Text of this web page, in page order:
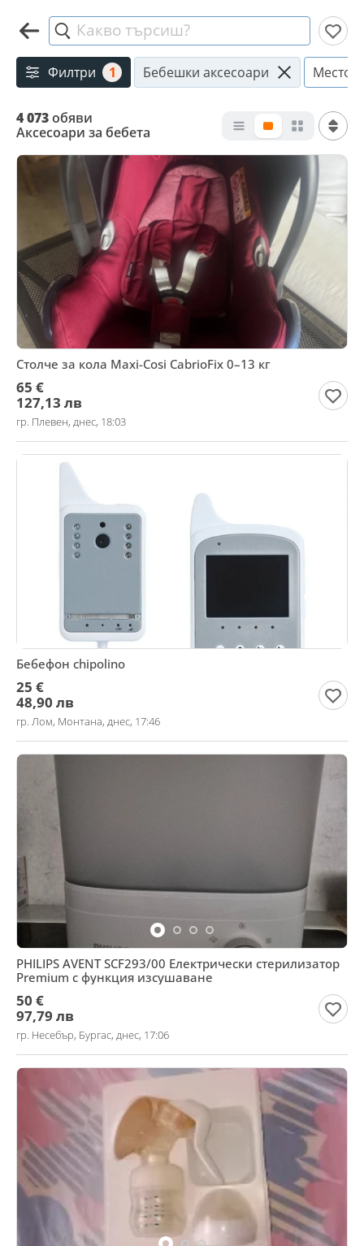
Какво търсиш?
Филтри 1 Бебешки аксесоари
4 073обяви
Аксесоари за бебета
Столче за кола Maxi-Cosi CabrioFix 0–13 кг
65 €
127,13 лв
гр. Плевен, днес, 18:03
Бебефон chipolino
25 €
48,90 лв
гр. Лом, Монтана, днес, 17:46
PHILIPS AVENT SCF293/00 Електрически стерилизатор
Premium с функция изсушаване
50 €
97,79 лв
гр. Несебър, Бургас, днес, 17:06